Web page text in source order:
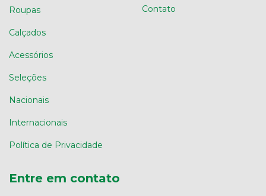
Roupas
Calçados
Acessórios
Seleções
Nacionais
Internacionais
Política de Privacidade
Contato
Entre em contato